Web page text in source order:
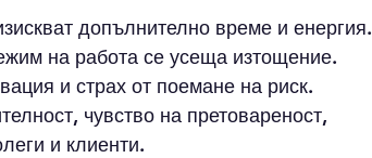
допълнително време и енергия.
на работа се усеща изтощение.
и страх от поемане на риск.
чувство на претовареност,
и клиенти.